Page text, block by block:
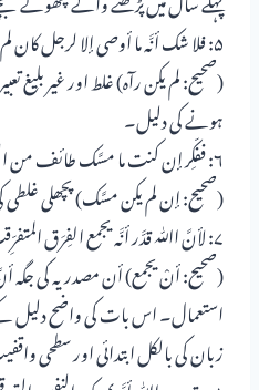
۵: فلا شک أنَّہ ما أوصی إلا لرجل کان لم یرہ۔
(صحیح: لم یکن رآہ) غلط اور غیر
ہونے کی دلیل۔
۶: ففکِّر إن کنت ما مسَّک طائف من الجنَّۃ۔
(صحیح: إن لم یکن مسَّک) پچھلی
۷: لأنَّ اﷲ قدَّر أنَّہ یجمع الفِرَق المتفرِّقٹ فی ہذا الیوم۔
(صحیح: أنْ یجمع) أن مصدریہ کی جگہ
استعمال۔ اس بات کی واضح دلیل کے
زبان کی بالکل ابتدائی اور سطحی